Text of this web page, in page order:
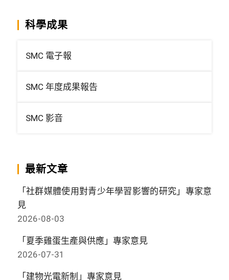
科學成果
SMC 電子報
SMC 年度成果報告
SMC 影音
最新文章
「社群媒體使用對青少年學習影響的研究」專家意
見
2026-08-03
「夏季雞蛋生產與供應」專家意見
2026-07-31
「建物光電新制」專家意見